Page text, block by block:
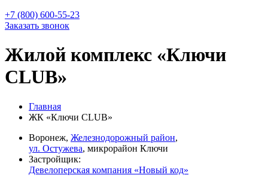
+7 (800) 600-55-23
Заказать звонок
Жилой комплекс «Ключи
CLUB»
Главная
ЖК «Ключи CLUB»
Воронеж, Железнодорожный район,
ул. Остужева, микрорайон Ключи
Застройщик:
Девелоперская компания «Новый код»